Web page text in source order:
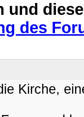
und
des
Kirche,